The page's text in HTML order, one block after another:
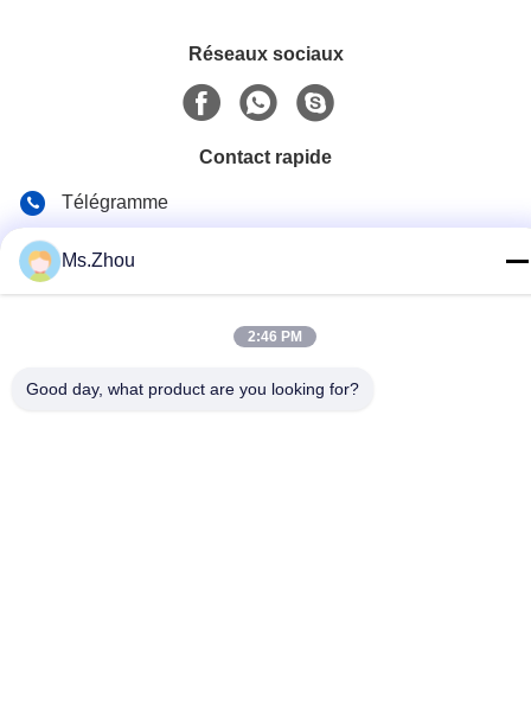
Réseaux sociaux
Contact rapide
Télégramme
Ville de Dingshu, ville de Yixing, province de Jiangsu
Ms.Zhou
2:46 PM
Good day, what product are you looking for?